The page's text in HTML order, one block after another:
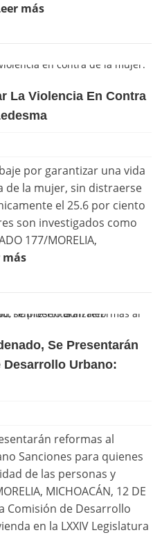
más
La Violencia En Contra
por garantizar una vida
de la mujer, sin distraerse
el 25.6 por ciento
son investigados como
177/MORELIA,
más
Se Presentarán
Desarrollo Urbano:
reformas al
Sanciones para quienes
de las personas y
MICHOACÁN, 12 DE
Comisión de Desarrollo
en la LXXIV Legislatura